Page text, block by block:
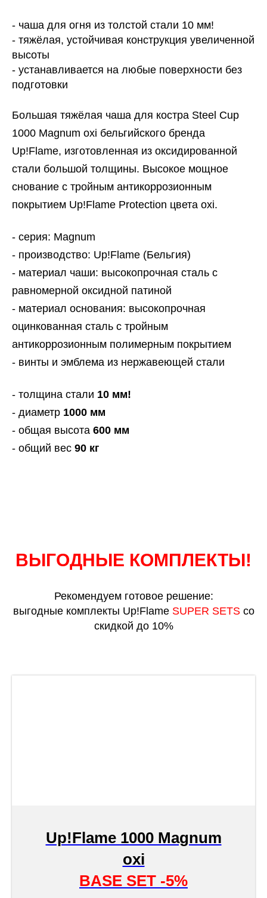
- чаша для огня из толстой стали 10 мм!
- тяжёлая, устойчивая конструкция увеличенной
высоты
- устанавливается на любые поверхности без
подготовки
Большая тяжёлая чаша для костра Steel Cup
1000 Magnum oxi бельгийского бренда
Up!Flame, изготовленная из оксидированной
стали большой толщины. Высокое мощное
снование с тройным антикоррозионным
покрытием Up!Flame Protection цвета oxi.
- серия: Magnum
- производство: Up!Flame (Бельгия)
- материал чаши: высокопрочная сталь с
равномерной оксидной патиной
- материал основания: высокопрочная
оцинкованная сталь с тройным
антикоррозионным полимерным покрытием
- винты и эмблема из нержавеющей стали
- толщина стали 10 мм!
- диаметр 1000 мм
- общая высота 600 мм
- общий вес 90 кг
ВЫГОДНЫЕ КОМПЛЕКТЫ!
Рекомендуем готовое решение:
выгодные комплекты Up!Flame SUPER SETSсо
скидкой до 10%
Up!Flame 1000 Magnum
oxi
BASE SET -5%